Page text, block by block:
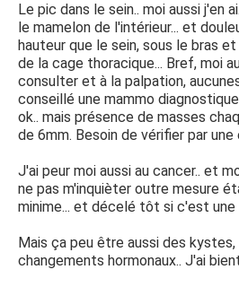
Le pic dans le sein.. moi aussi j'en
le mamelon de l'intérieur... et
hauteur que le sein, sous le bras
de la cage thoracique... Bref, moi
consulter et à la palpation,
conseillé une mammo
ok.. mais présence de masses
de 6mm. Besoin de vérifier par une
J'ai peur moi aussi au cancer.. et
ne pas m'inquièter outre mesure
minime... et décelé tôt si c'est une
Mais ça peu être aussi des
changements hormonaux.. J'ai